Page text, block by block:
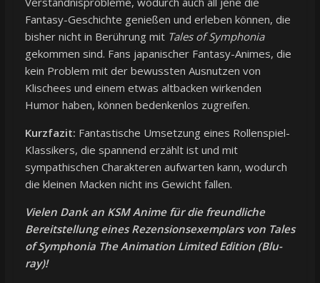
Fantasy-Geschichte genießen und erleben können, die
bisher nicht in Berührung mit Tales of Symphonia
gekommen sind. Fans japanischer Fantasy-Animes, die
kein Problem mit der bewussten Ausnutzen von
Klischees und einem etwas altbacken wirkenden
Humor haben, können bedenkenlos zugreifen.
Kurzfazit: Fantastische Umsetzung eines Rollenspiel-
Klassikers, die spannend erzählt ist und mit
sympathischen Charakteren aufwarten kann, wodurch
die kleinen Macken nicht ins Gewicht fallen.
Vielen Dank an KSM Anime für die freundliche
Bereitstellung eines Rezensionsexemplars von Tales
of Symphonia The Animation Limited Edition (Blu-
ray)!